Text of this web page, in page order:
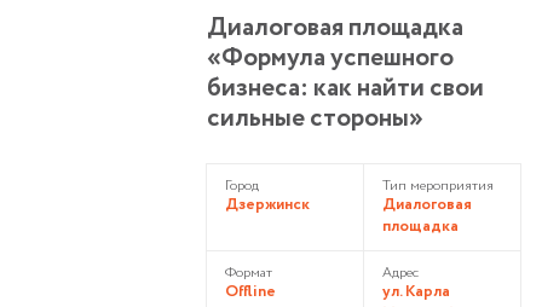
Диалоговая площадка
«Формула успешного
бизнеса: как найти свои
сильные стороны»
Город
Дзержинск
Тип мероприятия
Диалоговая
площадка
Формат
Offline
Адрес
ул. Карла